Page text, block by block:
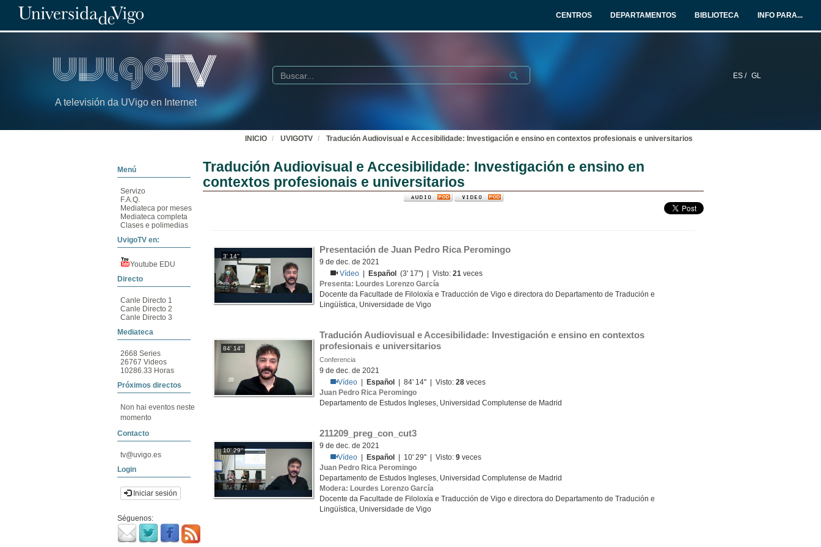
CENTROS DEPARTAMENTOS BIBLIOTECA INFO PARA...
A televisión da UVigo en Internet
ES / GL
Buscar Submit
INICIO UVIGOTV Tradución Audiovisual e Accesibilidade: Investigación e ensino en contextos profesionais e universitarios
Menú
Servizo
F.A.Q.
Mediateca por meses
Mediateca completa
Clases e polimedias
UvigoTV en:
Youtube EDU
Directo
Canle Directo 1
Canle Directo 2
Canle Directo 3
Mediateca
2668 Series
26767 Videos
10286.33 Horas
Próximos directos
Non hai eventos neste
momento
Contacto
tv@uvigo.es
Login
Iniciar sesión
Séguenos:
Tradución Audiovisual e Accesibilidade: Investigación e ensino en
contextos profesionais e universitarios
3' 14''
Presentación de Juan Pedro Rica Peromingo
9 de dec. de 2021
Vídeo
Español (3' 17'') | Visto:21 veces
Presenta: Lourdes Lorenzo García
Docente da Facultade de Filoloxía e Traducción de Vigo e directora do Departamento de Tradución e
Lingüística, Universidade de Vigo
84' 14''
Tradución Audiovisual e Accesibilidade: Investigación e ensino en contextos
profesionais e universitarios
Conferencia
9 de dec. de 2021
Vídeo
Español | 84' 14'' | Visto:28 veces
Juan Pedro Rica Peromingo
Departamento de Estudos Ingleses, Universidad Complutense de Madrid
10' 29''
211209_preg_con_cut3
9 de dec. de 2021
Vídeo
Español | 10' 29'' | Visto:9 veces
Juan Pedro Rica Peromingo
Departamento de Estudos Ingleses, Universidad Complutense de Madrid
Modera: Lourdes Lorenzo García
Docente da Facultade de Filoloxía e Traducción de Vigo e directora do Departamento de Tradución e
Lingüística, Universidade de Vigo